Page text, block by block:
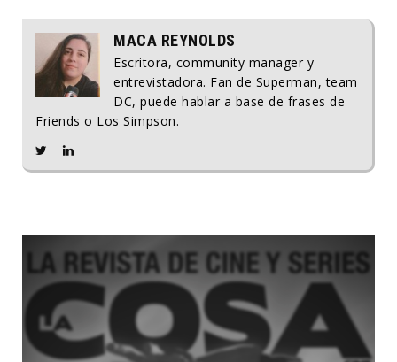
MACA REYNOLDS
Escritora, community manager y
entrevistadora. Fan de Superman, team
DC, puede hablar a base de frases de
Friends o Los Simpson.